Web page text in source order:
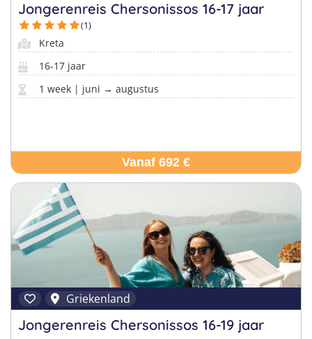
Vind jouw perfecte kamp
Beantwoord een paar korte vragen en wij doen de rest.
Jongerenreis Chersonissos 16-17 jaar
(1)
Kreta
16-17 jaar
1 week | juni → augustus
Vanaf 692 €
Griekenland
Jongerenreis Chersonissos 16-19 jaar